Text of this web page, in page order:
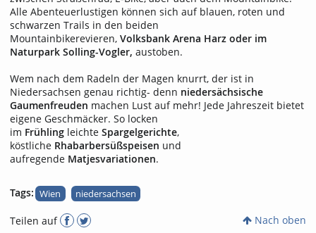
Alle Abenteuerlustigen können sich auf blauen, roten und
schwarzen Trails in den beiden
Mountainbikerevieren, Volksbank Arena Harz oder im
Naturpark Solling-Vogler, austoben.
Wem nach dem Radeln der Magen knurrt, der ist in
Niedersachsen genau richtig- denn niedersächsische
Gaumenfreuden machen Lust auf mehr! Jede Jahreszeit bietet
eigene Geschmäcker. So locken
im Frühling leichte Spargelgerichte,
köstliche Rhabarbersüßspeisen und
aufregende Matjesvariationen.
Tags: Wien niedersachsen
Teilen auf Nach oben